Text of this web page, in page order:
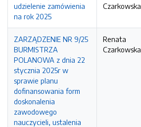
udzielenie zamówienia
na rok 2025
Czarkowska
ZARZĄDZENIE NR 9/25
BURMISTRZA
POLANOWA z dnia 22
stycznia 2025r w
sprawie planu
dofinansowania form
doskonalenia
zawodowego
nauczycieli, ustalenia
Renata
Czarkowska